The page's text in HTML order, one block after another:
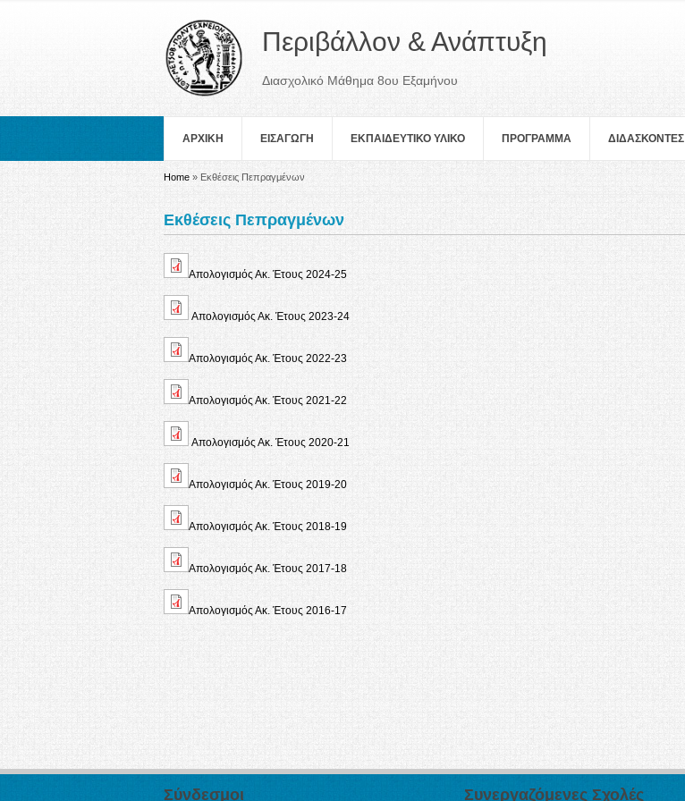
Περιβάλλον & Ανάπτυξη
Διασχολικό Μάθημα 8ου Εξαμήνου
ΑΡΧΙΚΗ ΕΙΣΑΓΩΓΗ ΕΚΠΑΙΔΕΥΤΙΚΟ ΥΛΙΚΟ ΠΡOΓΡΑΜΜΑ ΔΙΔΑΣΚΟΝΤΕΣ
You are here
Home » Εκθέσεις Πεπραγμένων
Εκθέσεις Πεπραγμένων
Απολογισμός Ακ. Έτους 2024-25
Απολογισμός Ακ. Έτους 2023-24
Απολογισμός Ακ. Έτους 2022-23
Απολογισμός Ακ. Έτους 2021-22
Απολογισμός Ακ. Έτους 2020-21
Απολογισμός Ακ. Έτους 2019-20
Απολογισμός Ακ. Έτους 2018-19
Απολογισμός Ακ. Έτους 2017-18
Απολογισμός Ακ. Έτους 2016-17
Σύνδεσμοι Συνεργαζόμενες Σχολές